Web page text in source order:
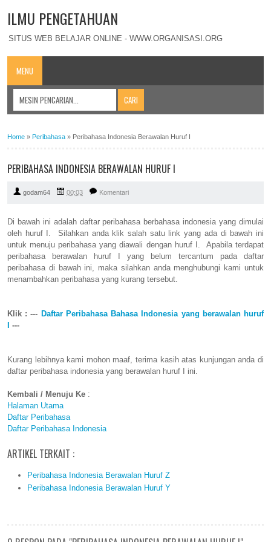
ILMU PENGETAHUAN
SITUS WEB BELAJAR ONLINE - WWW.ORGANISASI.ORG
MENU
Home » Peribahasa » Peribahasa Indonesia Berawalan Huruf I
PERIBAHASA INDONESIA BERAWALAN HURUF I
godam64 00:03 Komentari
Di bawah ini adalah daftar peribahasa berbahasa indonesia yang dimulai
oleh huruf I. Silahkan anda klik salah satu link yang ada di bawah ini
untuk menuju peribahasa yang diawali dengan huruf I. Apabila terdapat
peribahasa berawalan huruf I yang belum tercantum pada daftar
peribahasa di bawah ini, maka silahkan anda menghubungi kami untuk
menambahkan peribahasa yang kurang tersebut.
Klik : --- Daftar Peribahasa Bahasa Indonesia yang berawalan huruf
---
Kurang lebihnya kami mohon maaf, terima kasih atas kunjungan anda di
daftar peribahasa indonesia yang berawalan huruf I ini.
Kembali / Menuju Ke :
Halaman Utama
Daftar Peribahasa
Daftar Peribahasa Indonesia
ARTIKEL TERKAIT :
Peribahasa Indonesia Berawalan Huruf Z
Peribahasa Indonesia Berawalan Huruf Y